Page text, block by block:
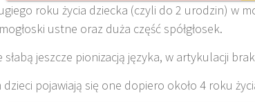
roku życia dziecka (czyli do 2 urodzin) w
ustne oraz duża część spółgłosek.
słabą jeszcze pionizacją języka, w artykulacji
pojawiają się one dopiero około 4 roku